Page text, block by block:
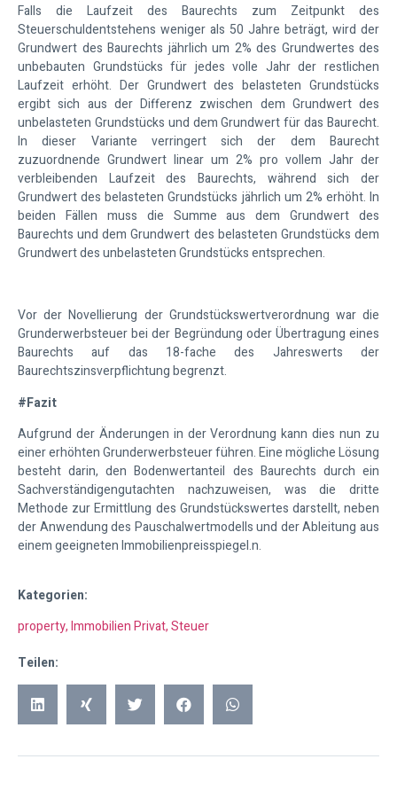
Falls die Laufzeit des Baurechts zum Zeitpunkt des
Steuerschuldentstehens weniger als 50 Jahre beträgt, wird der
Grundwert des Baurechts jährlich um 2% des Grundwertes des
unbebauten Grundstücks für jedes volle Jahr der restlichen
Laufzeit erhöht. Der Grundwert des belasteten Grundstücks
ergibt sich aus der Differenz zwischen dem Grundwert des
unbelasteten Grundstücks und dem Grundwert für das Baurecht.
In dieser Variante verringert sich der dem Baurecht
zuzuordnende Grundwert linear um 2% pro vollem Jahr der
verbleibenden Laufzeit des Baurechts, während sich der
Grundwert des belasteten Grundstücks jährlich um 2% erhöht. In
beiden Fällen muss die Summe aus dem Grundwert des
Baurechts und dem Grundwert des belasteten Grundstücks dem
Grundwert des unbelasteten Grundstücks entsprechen.
Vor der Novellierung der Grundstückswertverordnung war die
Grunderwerbsteuer bei der Begründung oder Übertragung eines
Baurechts auf das 18-fache des Jahreswerts der
Baurechtszinsverpflichtung begrenzt.
#Fazit
Aufgrund der Änderungen in der Verordnung kann dies nun zu
einer erhöhten Grunderwerbsteuer führen. Eine mögliche Lösung
besteht darin, den Bodenwertanteil des Baurechts durch ein
Sachverständigengutachten nachzuweisen, was die dritte
Methode zur Ermittlung des Grundstückswertes darstellt, neben
der Anwendung des Pauschalwertmodells und der Ableitung aus
einem geeigneten Immobilienpreisspiegel.n.
Kategorien:
property,Immobilien Privat,Steuer
Teilen: